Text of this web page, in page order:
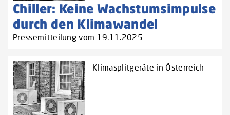
Chiller: Keine Wachstumsimpulse
durch den Klimawandel
Pressemitteilung vom 19.11.2025
Klimasplitgeräte in Österreich